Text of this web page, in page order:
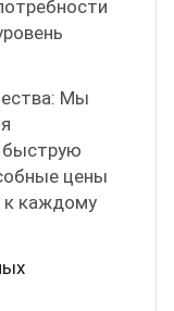
Мы
быструю
цены
к каждому